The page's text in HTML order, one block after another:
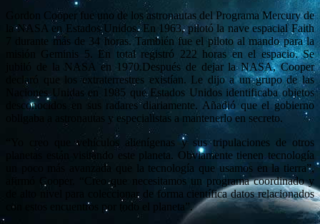
Gordon Cooper fue uno de los astronautas del Programa Mercury de
la NASA en Estados Unidos. En 1963, pilotó la nave espacial Faith
7 durante más de 34 horas. También fue el piloto al mando para la
misión Geminis 5. En total registró 222 horas en el espacio. Se
jubiló de la NASA en 1970.Después de dejar la NASA, Cooper
declaró que los extraterrestres existían. Le dijo a un grupo de las
Naciones Unidas en 1985 que Estados Unidos identificaba objetos
desconocidos en sus radares diariamente. Añadió que el gobierno
obligaba a astronautas y especialistas a mantenerlo en secreto.
“Yo creo que vehículos alienígenas y sus tripulaciones de otros
planetas están visitando este planeta. Obviamente tienen tecnología
un poco más avanzada que la tecnología que usamos en la tierra”,
afirmó Cooper. “Creo que necesitamos un programa coordinado y
de alto nivel para coleccionar de forma científica datos relacionados
con estos encuentros por todo el planeta”.